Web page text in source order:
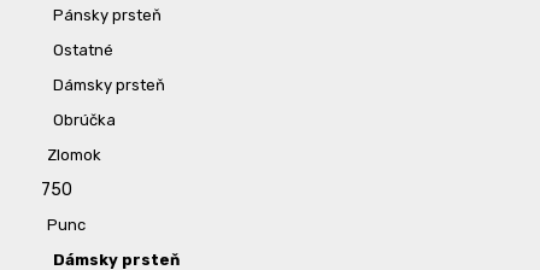
Pánsky prsteň
Ostatné
Dámsky prsteň
Obrúčka
Zlomok
750
Punc
Dámsky prsteň